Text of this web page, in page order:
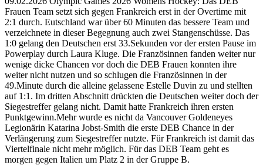
Frauen Team setzt sich gegen Frankreich erst in der Overtime mit
2:1 durch. Eutschland war über 60 Minuten das bessere Team und
verzeichnete in dieser Begegnung auch zwei Stangenschüsse. Das
1:0 gelang den Deutschen erst 33.Sekunden vor der ersten Pause im
Powerplay durch Laura Kluge. Die Französinnen fanden weiter nur
wenige dicke Chancen vor doch die DEB Frauen konnten ihre
weiter nicht nutzen und so schlugen die Französinnen in der
49.Minute durch die alleine gelassene Estelle Duvin zu und stellten
auf 1:1. Im dritten Abschnitt drückten die Deutschen weiter doch der
Siegestreffer gelang nicht. Damit hatte Frankreich ihren ersten
Punktgewinn.Mehr wurde es nicht da Vancouver Goldeneyes
Legionärin Katarina Jobst-Smith die erste DEB Chance in der
Verlängerung zum Siegestreffer nutzte. Für Frankreich ist damit das
Viertelfinale nicht mehr möglich. Für das DEB Team geht es
morgen gegen Italien um Platz 2 in der Gruppe B.